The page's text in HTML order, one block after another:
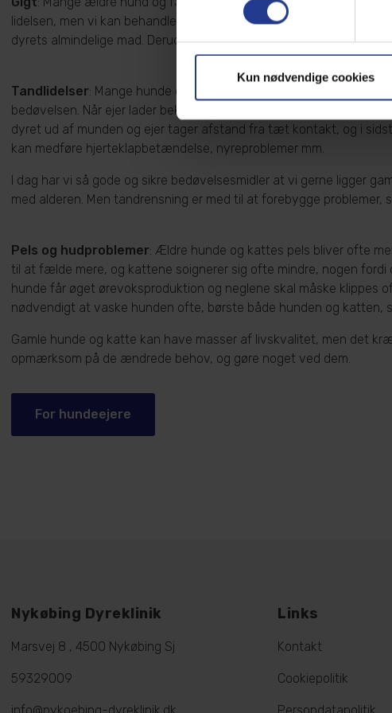
Kun nødvendige cookies
lidelsen, men vi kan behandle symptomerne, dvs. smerterne.
dyrets almindelige mad. Derudover er der smertestillende
Tandlidelser: Mange hunde og katte får tandlidelser, nogen
bedøvelsen. Når ejer lader bekymringen for bedøvelsen tage
dyret ud af munden og ejer tager afstand fra tæt kontakt, og i
kan medføre hjerteklapbetændelse, nyreproblemer mm.
I dag har vi så gode og sikre bedøvelsesmidler at vi gerne ligger
med alderen. Men tandrensning er med til at forebygge
Pels og hudproblemer: Ældre hunde og kattes pels bliver ofte
til at fælde mere, og kattene soignerer sig ofte mindre, nogen
hunde får øget ørevoksproduktion og neglene skal måske
nødvendigt at vaske hunden ofte, børste både hunden og katten,
Gamle hunde og katte kan have masser af livskvalitet, men det
opmærksom på de ændrede behov, og gøre noget ved dem.
For hundeejere
Nykøbing Dyreklinik
Marsvej 8 , 4500 Nykøbing Sj
59329009
Links
Kontakt
Cookiepolitik